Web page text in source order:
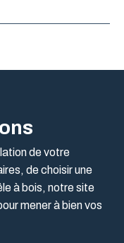
de votre
de choisir une
à bois, notre site
mener à bien vos